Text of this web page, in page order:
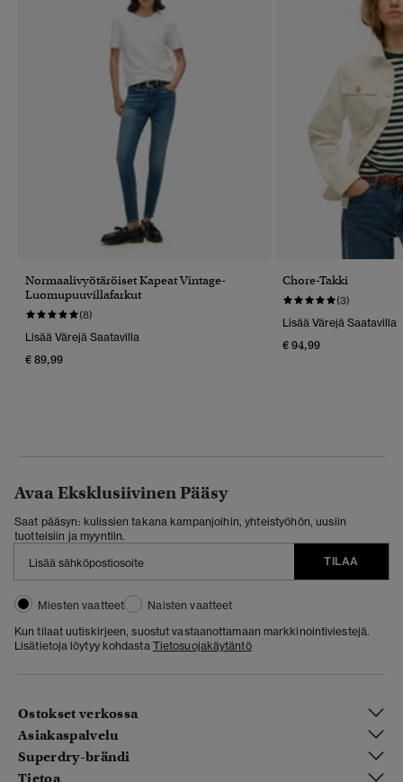
Normaalivyötäröiset Kapeat Vintage-
Luomupuuvillafarkut
(8)
Lisää Värejä Saatavilla
€ 89,99
Chore-Takki
(3)
Lisää Värejä Saatavilla
€ 94,99
Avaa Eksklusiivinen Pääsy
Saat pääsyn: kulissien takana kampanjoihin, yhteistyöhön, uusiin
tuotteisiin ja myyntiin.
TILAA
Miesten vaatteet
Naisten vaatteet
Kun tilaat uutiskirjeen, suostut vastaanottamaan markkinointiviestejä.
Lisätietoja löytyy kohdasta Tietosuojakäytäntö
Ostokset verkossa
Asiakaspalvelu
Superdry-brändi
Tietoa